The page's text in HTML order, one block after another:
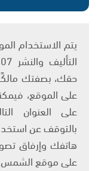
حقك، بصفتك
على الموقع،
بالتوقف عن
هاتفك وإرفاق
على موقع